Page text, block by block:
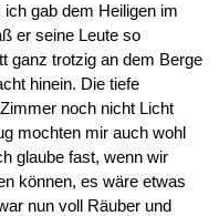
gab dem Heiligen im
er seine Leute so
ganz trotzig an dem Berge
hinein. Die tiefe
noch nicht Licht
mochten mir auch wohl
glaube fast, wenn wir
können, es wäre etwas
nun voll Räuber und